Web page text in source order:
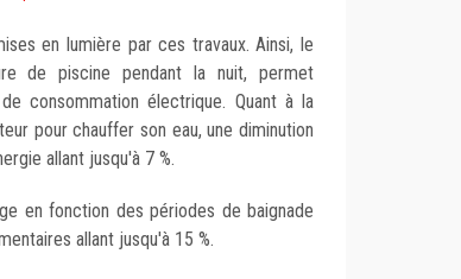
en lumière par ces travaux. Ainsi, le
de piscine pendant la nuit, permet
consommation électrique. Quant à la
pour chauffer son eau, une diminution
allant jusqu'à 7 %.
en fonction des périodes de baignade
allant jusqu'à 15 %.